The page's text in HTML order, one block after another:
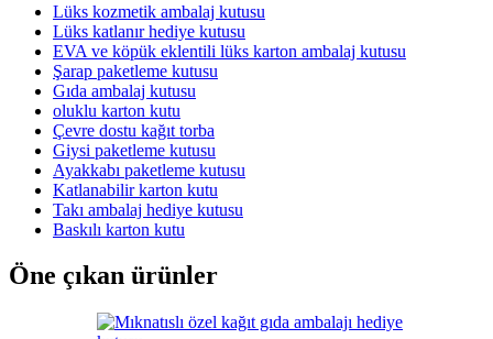
Lüks kozmetik ambalaj kutusu
Lüks katlanır hediye kutusu
EVA ve köpük eklentili lüks karton ambalaj kutusu
Şarap paketleme kutusu
Gıda ambalaj kutusu
oluklu karton kutu
Çevre dostu kağıt torba
Giysi paketleme kutusu
Ayakkabı paketleme kutusu
Katlanabilir karton kutu
Takı ambalaj hediye kutusu
Baskılı karton kutu
Öne çıkan ürünler